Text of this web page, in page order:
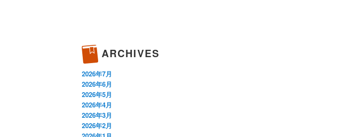
ARCHIVES
2026年7月
2026年6月
2026年5月
2026年4月
2026年3月
2026年2月